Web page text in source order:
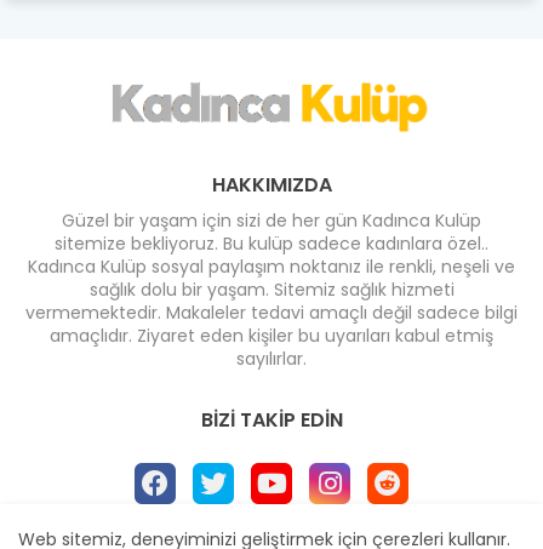
HAKKIMIZDA
Güzel bir yaşam için sizi de her gün Kadınca Kulüp
sitemize bekliyoruz. Bu kulüp sadece kadınlara özel..
Kadınca Kulüp sosyal paylaşım noktanız ile renkli, neşeli ve
sağlık dolu bir yaşam. Sitemiz sağlık hizmeti
vermemektedir. Makaleler tedavi amaçlı değil sadece bilgi
amaçlıdır. Ziyaret eden kişiler bu uyarıları kabul etmiş
sayılırlar.
BIZI TAKIP EDIN
Web sitemiz, deneyiminizi geliştirmek için çerezleri kullanır.